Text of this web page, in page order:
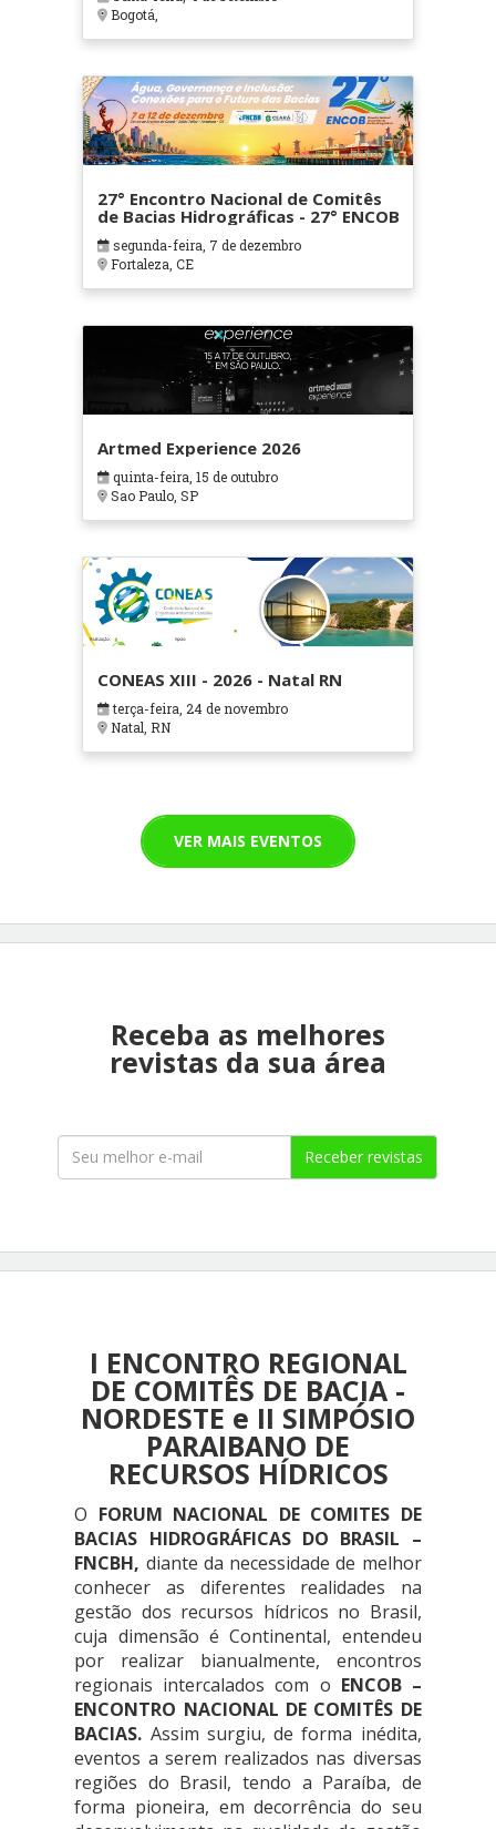
Bogotá,
27° Encontro Nacional de Comitês
de Bacias Hidrográficas - 27° ENCOB
segunda-feira, 7 de dezembro
Fortaleza, CE
Artmed Experience 2026
quinta-feira, 15 de outubro
Sao Paulo, SP
CONEAS XIII - 2026 - Natal RN
terça-feira, 24 de novembro
Natal, RN
VER MAIS EVENTOS
Receba as melhores
revistas da sua área
Receber revistas
I ENCONTRO REGIONAL
DE COMITÊS DE BACIA -
NORDESTE e II SIMPÓSIO
PARAIBANO DE
RECURSOS HÍDRICOS
O FORUM NACIONAL DE COMITES DE
BACIAS HIDROGRÁFICAS DO BRASIL –
FNCBH, diante da necessidade de melhor
conhecer as diferentes realidades na
gestão dos recursos hídricos no Brasil,
cuja dimensão é Continental, entendeu
por realizar bianualmente, encontros
regionais intercalados com o ENCOB –
ENCONTRO NACIONAL DE COMITÊS DE
BACIAS. Assim surgiu, de forma inédita,
eventos a serem realizados nas diversas
regiões do Brasil, tendo a Paraíba, de
forma pioneira, em decorrência do seu